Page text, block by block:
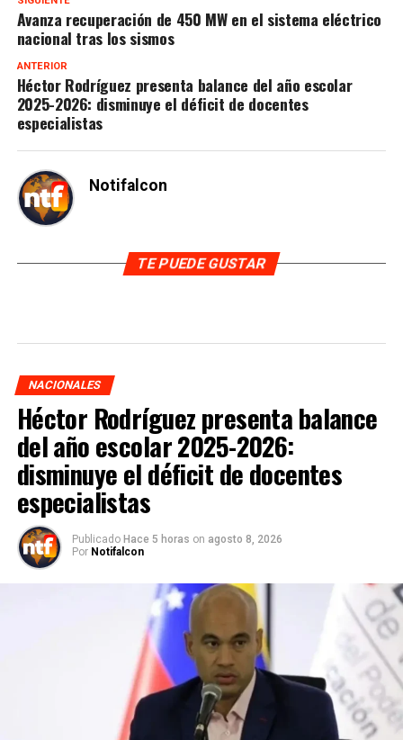
Avanza recuperación de 450 MW en el sistema eléctrico
nacional tras los sismos
ANTERIOR
Héctor Rodríguez presenta balance del año escolar
2025-2026: disminuye el déficit de docentes
especialistas
Notifalcon
TE PUEDE GUSTAR
NACIONALES
Héctor Rodríguez presenta balance
del año escolar 2025-2026:
disminuye el déficit de docentes
especialistas
Publicado Hace 5 horas on agosto 8, 2026
Por Notifalcon